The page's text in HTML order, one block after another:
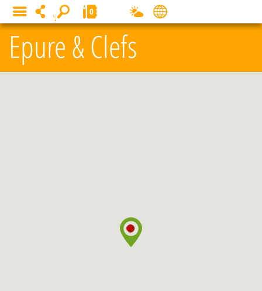
Epure & Clefs
MENU 0
Panneau de gestion des cookies